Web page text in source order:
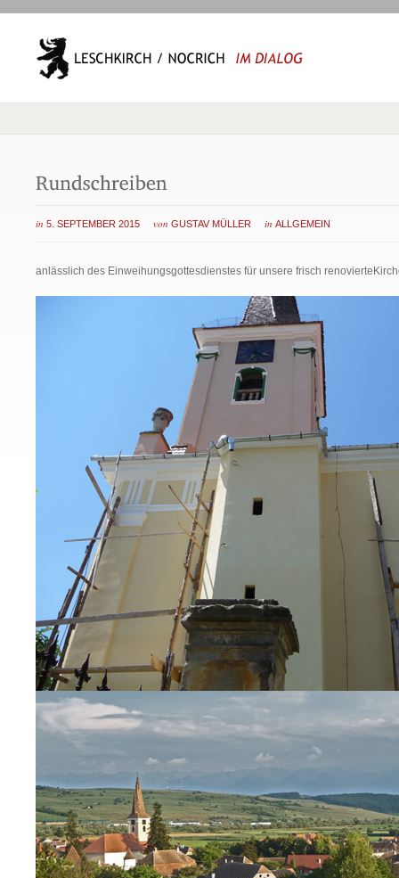
in 5. SEPTEMBER 2015 von GUSTAV MÜLLER in ALLGEMEIN
anlässlich des Einweihungsgottesdienstes für unsere frisch